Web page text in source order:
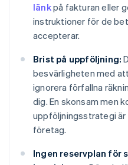
länkpå fakturan eller
instruktioner för de
accepterar.
Brist på uppföljning:
besvärligheten med
ignorera förfallna
dig. En skonsam men
uppföljningsstrategi
företag.
Ingen reservplan för